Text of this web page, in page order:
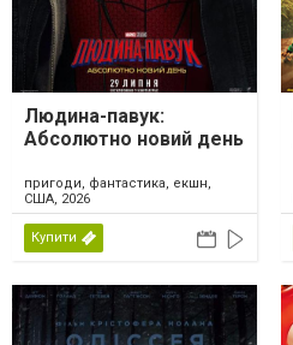
Людина-павук:
Абсолютно новий день
пригоди, фантастика, екшн,
США, 2026
Купити